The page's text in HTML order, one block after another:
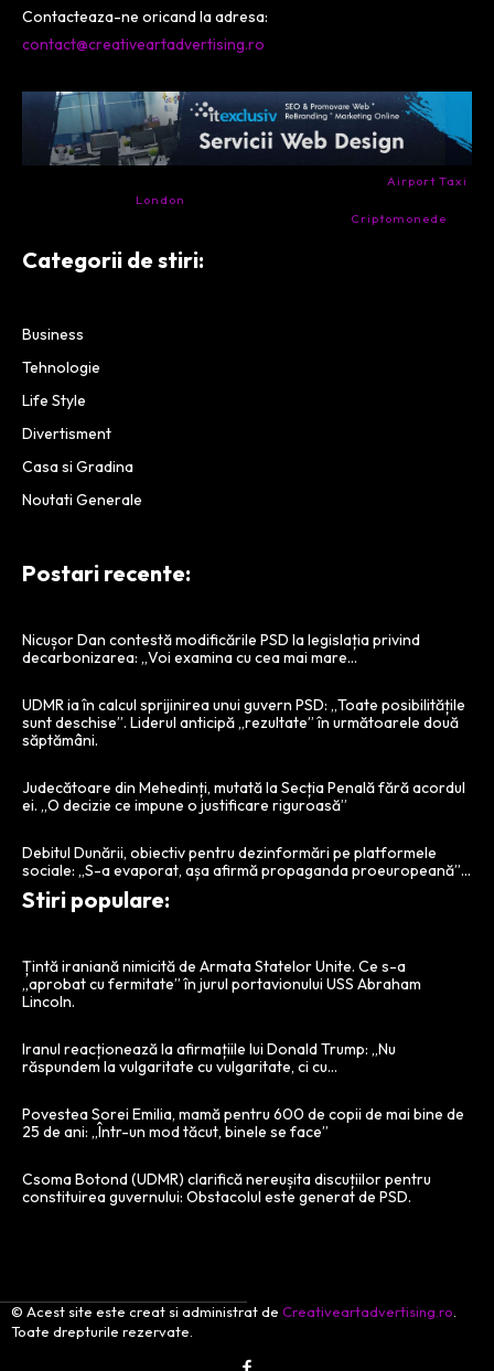
Contacteaza-ne oricand la adresa:
contact@creativeartadvertising.ro
Airport Taxi
London
Criptomonede
Categorii de stiri:
Business
Tehnologie
Life Style
Divertisment
Casa si Gradina
Noutati Generale
Postari recente:
Nicușor Dan contestă modificările PSD la legislația privind
decarbonizarea: „Voi examina cu cea mai mare…
UDMR ia în calcul sprijinirea unui guvern PSD: „Toate posibilitățile
sunt deschise”. Liderul anticipă „rezultate” în următoarele două
săptămâni.
Judecătoare din Mehedinți, mutată la Secția Penală fără acordul
ei. „O decizie ce impune o justificare riguroasă”
Debitul Dunării, obiectiv pentru dezinformări pe platformele
sociale: „S-a evaporat, așa afirmă propaganda proeuropeană”…
Stiri populare:
Țintă iraniană nimicită de Armata Statelor Unite. Ce s-a
„aprobat cu fermitate” în jurul portavionului USS Abraham
Lincoln.
Iranul reacționează la afirmațiile lui Donald Trump: „Nu
răspundem la vulgaritate cu vulgaritate, ci cu…
Povestea Sorei Emilia, mamă pentru 600 de copii de mai bine de
25 de ani: „Într-un mod tăcut, binele se face”
Csoma Botond (UDMR) clarifică nereușita discuțiilor pentru
constituirea guvernului: Obstacolul este generat de PSD.
© Acest site este creat si administrat de Creativeartadvertising.ro.
Toate drepturile rezervate.